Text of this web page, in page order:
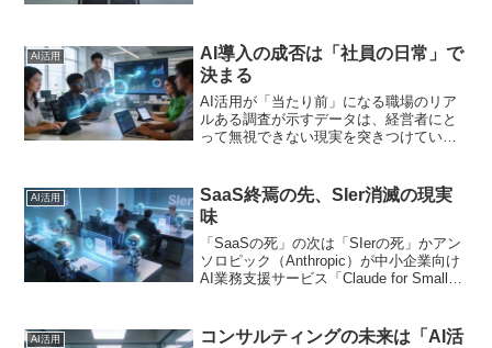
AI活用
AI導入の成否は「社員の日常」で
決まる
AI活用が「当たり前」になる職場のリア
ルある調査が示すデータは、経営者にと
って無視できない現実を突きつけていま
さらに、そのAI活用状況が「企業選択」
に影響を与え、転...
AI活用
SaaS終焉の先、SIer消滅の現実
味
「SaaSの死」の次は「SIerの死」かアン
ソロピック（Anthropic）が中小企業向け
AI業務支援サービス「Claude for Small
力、レポー...
AI活用
コンサルティングの未来は「AI活